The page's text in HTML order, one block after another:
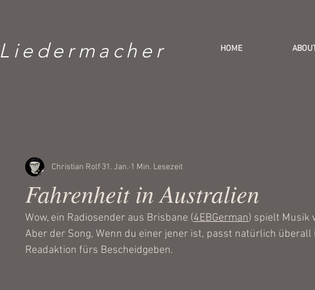
Liedermacher HOME
Fahrenheit in Australien
Christian Rolf 31. Jan. 1 Min. Lesezeit
Wow, ein Radiosender aus Brisbane (4EBGerman) spielt Musik
Aber der Song, Wenn du einer jener ist, passt natürlich überall
Readaktion fürs Bescheidgeben.